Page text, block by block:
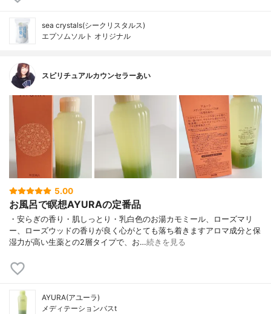
sea crystals(シークリスタルス)
エプソムソルト オリジナル
スピリチュアルカウンセラーあい
5.00
お風呂で瞑想AYURAの定番品
・安らぎの香り・肌しっとり・乳白色のお湯カモミール、ローズマリ
ー、ローズウッドの香りが良く心がとても落ち着きますアロマ成分と保
湿力が高い生薬との2層タイプで、お…続きを見る
AYURA(アユーラ)
メディテーションバスt